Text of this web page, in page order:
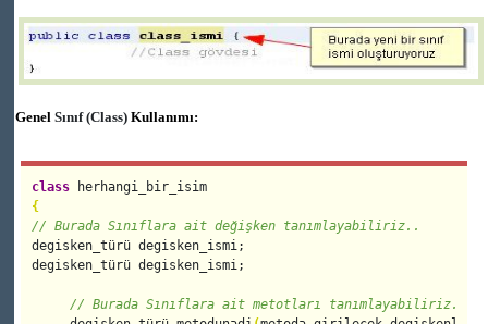
Genel Sınıf (Class) Kullanımı:
class
{
// Burada Sınıflara ait değişken tanımlayabiliriz..
degisken_türü degisken_ismi;
degisken_türü degisken_ismi;
// Burada Sınıflara ait metotları tanımlayabiliriz..